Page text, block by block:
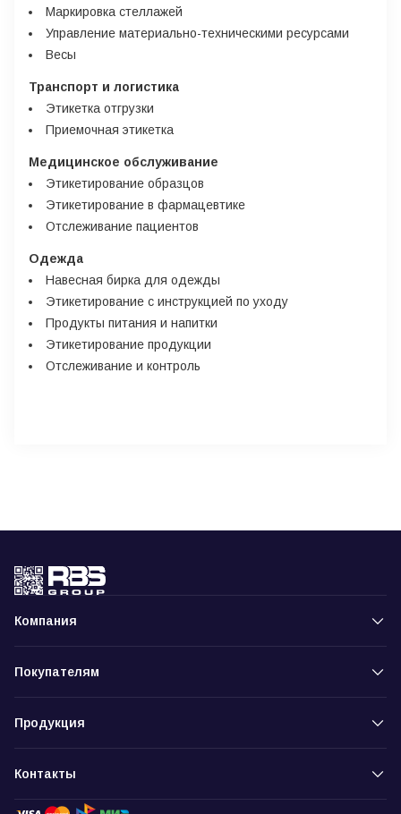
Маркировка стеллажей
Управление материально-техническими ресурсами
Весы
Транспорт и логистика
Этикетка отгрузки
Приемочная этикетка
Медицинское обслуживание
Этикетирование образцов
Этикетирование в фармацевтике
Отслеживание пациентов
Одежда
Навесная бирка для одежды
Этикетирование с инструкцией по уходу
Продукты питания и напитки
Этикетирование продукции
Отслеживание и контроль
Компания
Покупателям
Продукция
Контакты